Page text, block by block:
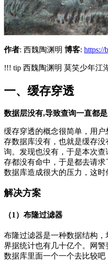
作者: 西魏陶渊明 博客: https://
!!! tip 西魏陶渊明 莫笑少年江
一、缓存穿透
数据层没有,导致查询一直都
缓存穿透的概念很简单，用户
存数据库没有，也就是缓存
询。发现也没有，于是本次
存都没有命中，于是都去请
数据库造成很大的压力，这时
解决方案
（1）布隆过滤器
布隆过滤器是一种数据结构
界据统计也有几十亿个。网
数据库里面一个一个去比较